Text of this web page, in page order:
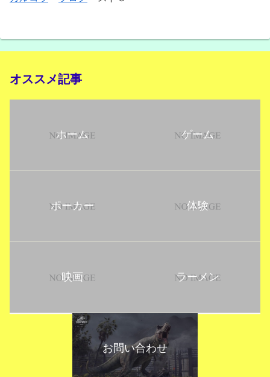
オススメ記事
ホーム ゲーム
ポーカー 体験
映画 ラーメン
お問い合わせ